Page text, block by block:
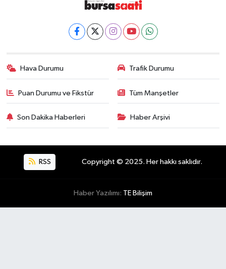
Hava Durumu Trafik Durumu
Puan Durumu ve Fikstür Tüm Manşetler
Son Dakika Haberleri Haber Arşivi
RSS Copyright © 2025. Her hakkı saklıdır.
Haber Yazılımı: TE Bilişim